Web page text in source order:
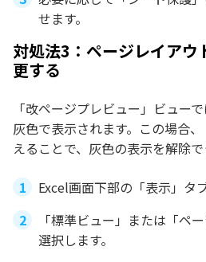
せます。
対処法3：ページレイアウ
更する
「改ページプレビュー」ビュー
灰色で表示されます。この場合
えることで、灰色の表示を解除で
Excel画面下部の「表示」タ
「標準ビュー」または「ペ
選択します。